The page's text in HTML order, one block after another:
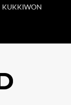
KUKKIWON